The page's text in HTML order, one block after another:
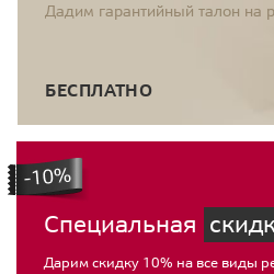
Дадим гарантийный талон на
БЕСПЛАТНО
Специальная
Дарим скидку 10% на все виды